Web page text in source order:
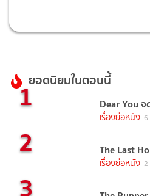
ยอดนิยมในตอนนี้
1 Dear You
เรื่องย่อหนัง
2 The Last
เรื่องย่อหนัง
3